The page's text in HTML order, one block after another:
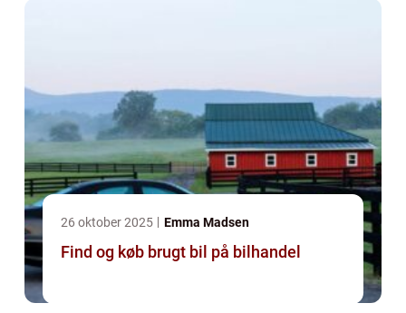
26 oktober 2025 Emma Madsen
Find og køb brugt bil på bilhandel